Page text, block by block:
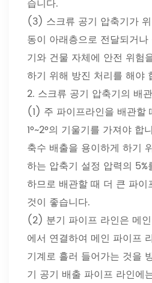
습니다.
(3) 스크류 공기 압축기가
동이 아래층으로 전달되거
기와 건물 자체에 안전 위험
하기 위해 방진 처리를 해야
2. 스크류 공기 압축기의 배
(1) 주 파이프라인을 배관할
1°~2°의 기울기를 가져야 합
축수 배출을 용이하게 하기
하는 압축기 설정 압력의
하므로 배관할 때 더 큰 파이
것이 좋습니다.
(2) 분기 파이프 라인은 메
에서 연결하여 메인 파이프
기계로 흘러 들어가는 것을
기 공기 배출 파이프 라인에